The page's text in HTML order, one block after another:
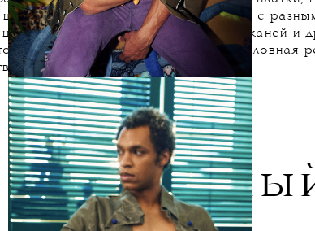
детства связано с тем, как мы с папой
из вида. Оказалось, что он пошел по лесу
после других людей. Это очень повлияло
идею необходимости заботы об
разработанная вместе с Никитой
не только потому, что сделана из
свели к нулю количество отходов. Отрезы
найденные павловопосадские платки,
в ход. Сейчас ребята обсуждают с
получать остатки тканей и
развития — это новая безусловная